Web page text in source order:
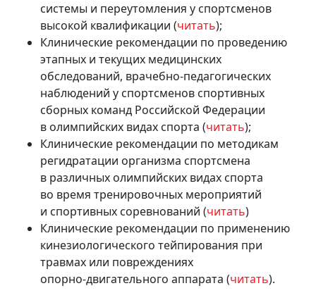
системы и переутомления у спортсменов
высокой квалификации (читать);
Клинические рекомендации по проведению
этапных и текущих медицинских
обследований, врачебно-педагогических
наблюдений у спортсменов спортивных
сборных команд Российской Федерации
в олимпийских видах спорта (читать);
Клинические рекомендации по методикам
регидратации организма спортсмена
в различных олимпийских видах спорта
во время тренировочных мероприятий
и спортивных соревнований (читать)
Клинические рекомендации по применению
кинезиологического тейпирования при
травмах или повреждениях
опорно-двигательного аппарата (читать).